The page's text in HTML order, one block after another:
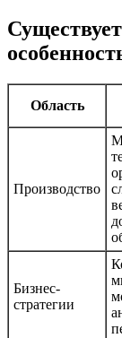
Область
Производство
Бизнес-
стратегии